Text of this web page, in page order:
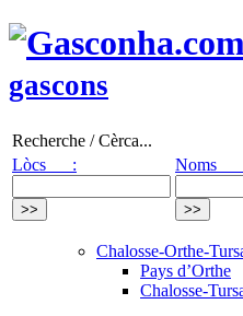
gascons
Recherche / Cèrca...
Lòcs :
Noms
Chalosse-Orthe-
Pays d’Orthe
Chalosse-